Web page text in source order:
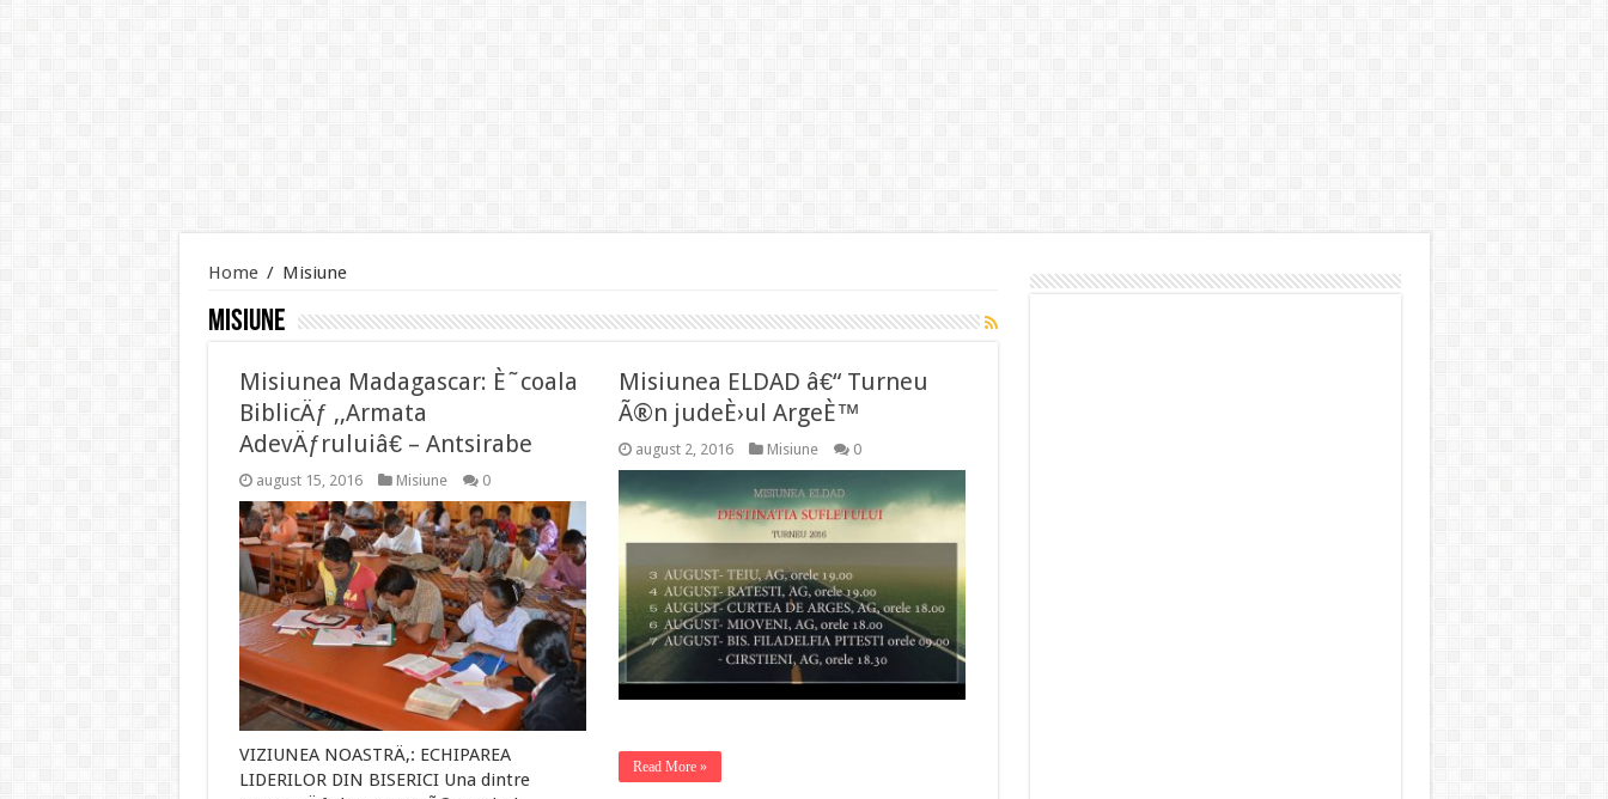
Home / Misiune
Misiune
Misiunea Madagascar: È˜coala
BiblicÄƒ ,,Armata
AdevÄƒruluiâ€ – Antsirabe
august 15, 2016 Misiune 0
VIZIUNEA NOASTRÄ‚: ECHIPAREA
LIDERILOR DIN BISERICI Una dintre
Misiunea ELDAD â€“ Turneu
Ã®n judeÈ›ul ArgeÈ™
august 2, 2016 Misiune 0
Read More »